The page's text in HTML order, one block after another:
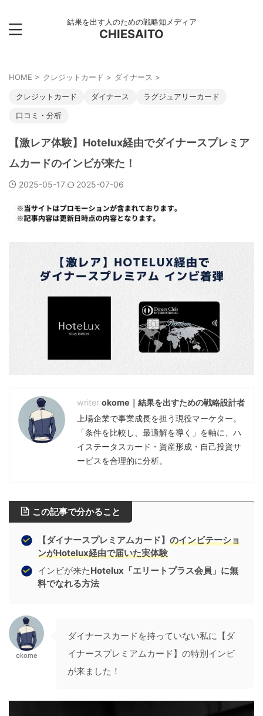
結果を出す人のための戦略知メディア
CHIESAITO
HOME > クレジットカード > ダイナース >
クレジットカード ダイナース
ラグジュアリーカード
口コミ・分析
【激レア体験】Hotelux経由でダイナースプレミア
ムカードのインビが来た！
2025-05-17 2025-07-06
okome｜結果を出すための戦略設計者
上場企業で事業成長を担う現役マーケター。
「条件を比較し、最適解を導く」を軸に、ハ
イステータスカード・資産形成・自己投資サ
ービスを合理的に分析。
この記事で分かること
【ダイナースプレミアムカード】 のインビテーショ
ンがHotelux経由で届いた実体験
インビが来たHotelux「エリートプラス会員」に無
料でなれる方法
okome
ダイナースカードを持っていない私に【ダ
イナースプレミアムカード】の特別インビ
が来ました！